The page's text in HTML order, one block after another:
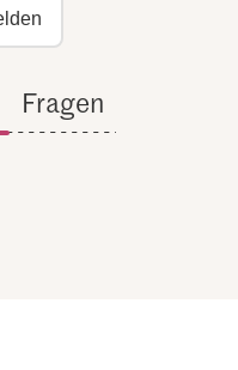
Fragen